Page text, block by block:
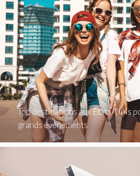
Top destinations aux États-Unis
grands événements